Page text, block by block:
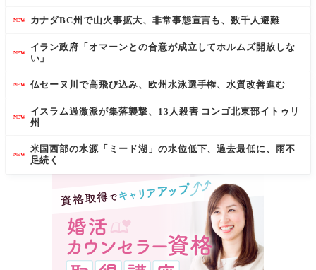
NEW カナダBC州で山火事拡大、非常事態宣言も、数千人避難
NEW
イラン政府「オマーンとの合意が成立してホルムズ開放しな
い」
NEW 仏セーヌ川で高飛び込み、欧州水泳選手権、水質改善進む
NEW
イスラム過激派が集落襲撃、13人殺害 コンゴ北東部イトゥリ
州
NEW
米国西部の水源「ミード湖」の水位低下、過去最低に、雨不
足続く